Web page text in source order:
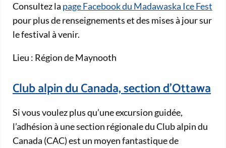
Consultez la page Facebook du Madawaska Ice Fest
pour plus de renseignements et des mises à jour sur
le festival à venir.
Lieu : Région de Maynooth
Club alpin du Canada, section d’Ottawa
Si vous voulez plus qu’une excursion guidée,
l’adhésion à une section régionale du Club alpin du
Canada (CAC) est un moyen fantastique de